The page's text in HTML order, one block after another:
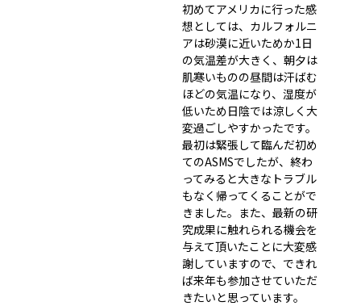
初めてアメリカに行った感
想としては、カルフォルニ
アは砂漠に近いためか1日
の気温差が大きく、朝夕は
肌寒いものの昼間は汗ばむ
ほどの気温になり、湿度が
低いため日陰では涼しく大
変過ごしやすかったです。
最初は緊張して臨んだ初め
てのASMSでしたが、終わ
ってみると大きなトラブル
もなく帰ってくることがで
きました。また、最新の研
究成果に触れられる機会を
与えて頂いたことに大変感
謝していますので、できれ
ば来年も参加させていただ
きたいと思っています。